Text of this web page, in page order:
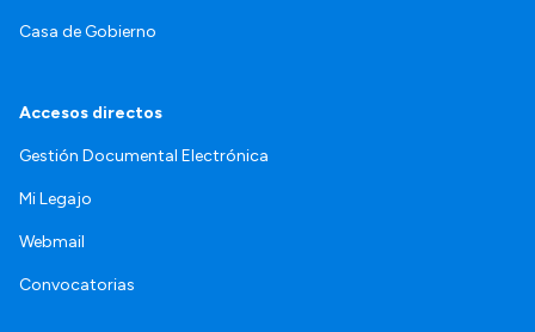
Casa de Gobierno
Accesos directos
Gestión Documental Electrónica
Mi Legajo
Webmail
Convocatorias